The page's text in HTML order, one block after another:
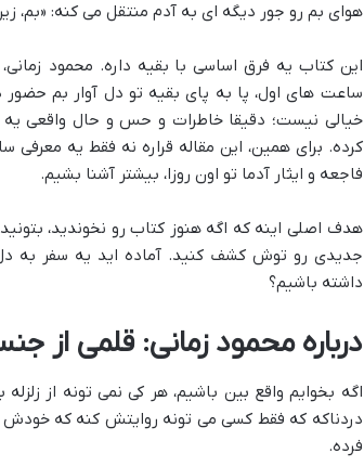
هوای بم رو جور دیگه ای به آدم منتقل می کنه: «بم،
این کتاب یه فرق اساسی با بقیه داره. محمود
ساعت های اول، پا به پای بقیه تو دل آوار بم
خیالی نیست؛ دقیقا خاطرات و حس و حال واقعی
کرده. برای همین، این مقاله قراره نه فقط یه معرفی
فاجعه و ایثار آدما تو اون روزا، بیشتر آشنا بشیم.
هدف اصلی اینه که اگه هنوز کتاب رو نخوندید،
جدیدی رو توش کشف کنید. آماده اید یه سفر به
داشته باشیم؟
درباره محمود زمانی: قلمی از
اگه بخوایم واقع بین باشیم، هر کی نمی تونه از
دردناکه که فقط کسی می تونه روایتش کنه که خودش
فرده.